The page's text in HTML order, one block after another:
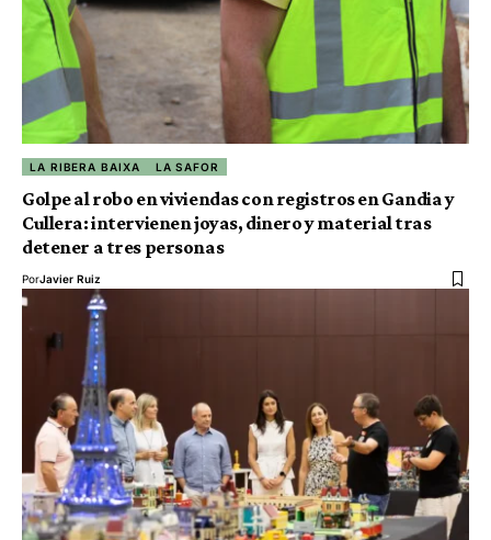
LA RIBERA BAIXA LA SAFOR
Golpe al robo en viviendas con registros en Gandia y
Cullera: intervienen joyas, dinero y material tras
detener a tres personas
PorJavier Ruiz